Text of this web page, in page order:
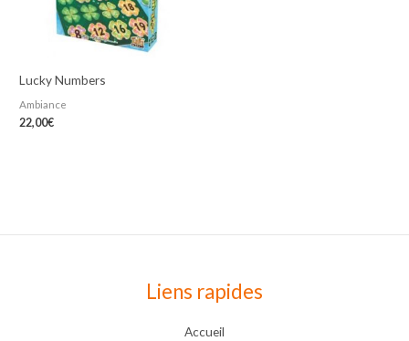
Lucky Numbers
Ambiance
22,00€
Liens rapides
Accueil